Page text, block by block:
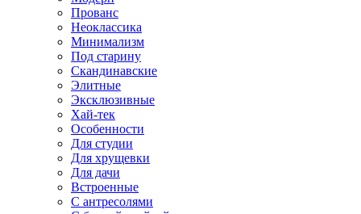
Прованс
Неоклассика
Минимализм
Под старину
Скандинавские
Элитные
Эксклюзивные
Хай-тек
Особенности
Для студии
Для хрущевки
Для дачи
Встроенные
С антресолями